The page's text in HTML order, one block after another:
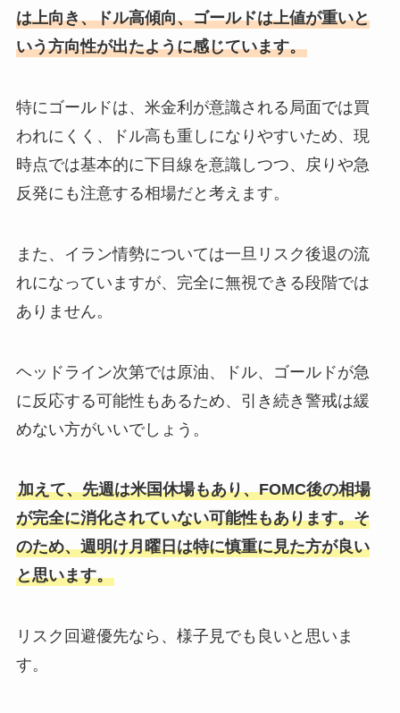
は上向き、ドル高傾向、ゴールドは上値が重いと
いう方向性が出たように感じています。
特にゴールドは、米金利が意識される局面では買
われにくく、ドル高も重しになりやすいため、現
時点では基本的に下目線を意識しつつ、戻りや急
反発にも注意する相場だと考えます。
また、イラン情勢については一旦リスク後退の流
れになっていますが、完全に無視できる段階では
ありません。
ヘッドライン次第では原油、ドル、ゴールドが急
に反応する可能性もあるため、引き続き警戒は緩
めない方がいいでしょう。
加えて、先週は米国休場もあり、FOMC後の相場
が完全に消化されていない可能性もあります。そ
のため、週明け月曜日は特に慎重に見た方が良い
と思います。
リスク回避優先なら、様子見でも良いと思いま
す。